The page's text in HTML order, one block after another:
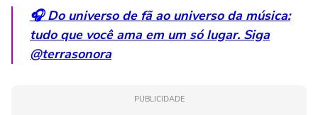
🎧 Do universo de fã ao universo da música:
tudo que você ama em um só lugar. Siga
@terrasonora
PUBLICIDADE